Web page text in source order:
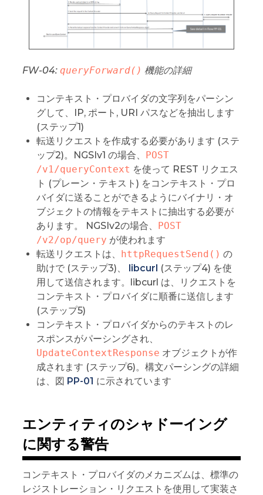
FW-04: queryForward() 機能の詳細
コンテキスト・プロバイダの文字列をパーシン
グして、IP, ポート, URI パスなどを抽出します
(ステップ1)
転送リクエストを作成する必要があります (ステ
ップ2)。NGSIv1 の場合、 POST
/v1/queryContext を使って REST リクエス
ト (プレーン・テキスト) をコンテキスト・プロ
バイダに送ることができるようにバイナリ・オ
ブジェクトの情報をテキストに抽出する必要が
あります。 NGSIv2の場合、 POST
/v2/op/query が使われます
転送リクエストは、 httpRequestSend() の
助けで (ステップ3)、 libcurl (ステップ4) を使
用して送信されます。libcurl は、リクエストを
コンテキスト・プロバイダに順番に送信します
(ステップ5)
コンテキスト・プロバイダからのテキストのレ
スポンスがパーシングされ、
UpdateContextResponse オブジェクトが作
成されます (ステップ6)。構文パーシングの詳細
は、図 PP-01 に示されています
エンティティのシャドーイング
に関する警告
コンテキスト・プロバイダのメカニズムは、標準の
レジストレーション・リクエストを使用して実装さ